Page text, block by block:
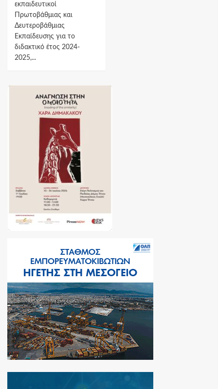
εκπαιδευτικοί
Πρωτοβάθμιας και
Δευτεροβάθμιας
Εκπαίδευσης για το
διδακτικό έτος 2024-
2025,...